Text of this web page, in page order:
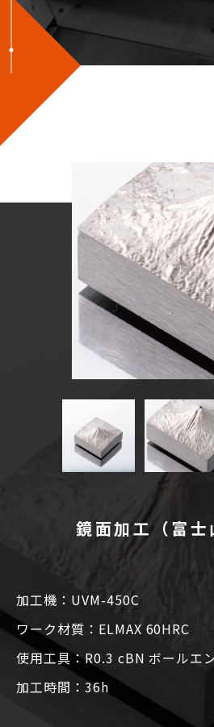
鏡面加工（富士
加工機：UVM-450C
ワーク材質：ELMAX 60HRC
使用工具：R0.3 cBN ボールエ
加工時間：36h